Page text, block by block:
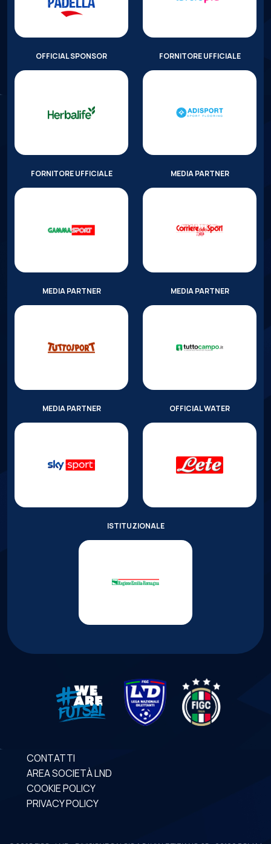
OFFICIAL SPONSOR FORNITORE UFFICIALE
FORNITORE UFFICIALE MEDIA PARTNER
MEDIA PARTNER MEDIA PARTNER
MEDIA PARTNER OFFICIAL WATER
ISTITUZIONALE
CONTATTI
AREA SOCIETÀ LND
COOKIE POLICY
PRIVACY POLICY